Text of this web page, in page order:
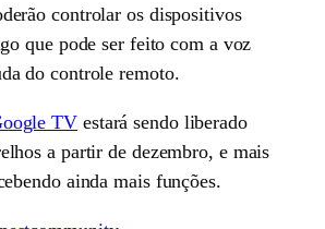
controlar os dispositivos
que pode ser feito com a voz
do controle remoto.
TV estará sendo liberado
a partir de dezembro, e mais
ainda mais funções.